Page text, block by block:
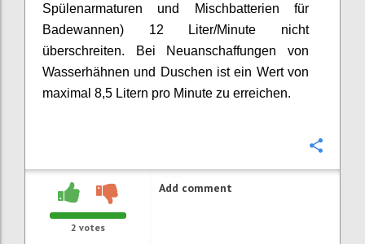
Spülenarmaturen und Mischbatterien für
Badewannen) 12 Liter/Minute nicht
überschreiten. Bei Neuanschaffungen von
Wasserhähnen und Duschen ist ein Wert von
maximal 8,5 Litern pro Minute zu erreichen.
2 votes
Add comment